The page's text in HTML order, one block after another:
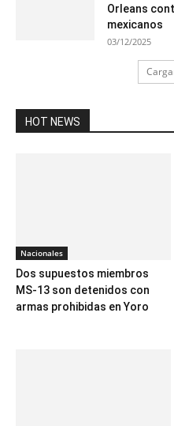
Orleans
mexicanos
03/12/2025
HOT NEWS
Nacionales
Dos supuestos miembros
MS-13 son detenidos con
armas prohibidas en Yoro